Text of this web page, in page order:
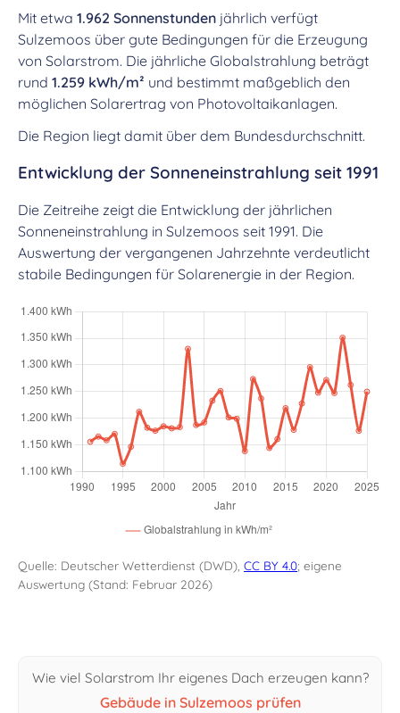
Mit etwa 1.962 Sonnenstunden jährlich verfügt
Sulzemoos über gute Bedingungen für die Erzeugung
von Solarstrom. Die jährliche Globalstrahlung beträgt
rund 1.259 kWh/m² und bestimmt maßgeblich den
möglichen Solarertrag von Photovoltaikanlagen.
Die Region liegt damit über dem Bundesdurchschnitt.
Entwicklung der Sonneneinstrahlung seit 1991
Die Zeitreihe zeigt die Entwicklung der jährlichen
Sonneneinstrahlung in Sulzemoos seit 1991. Die
Auswertung der vergangenen Jahrzehnte verdeutlicht
stabile Bedingungen für Solarenergie in der Region.
Quelle: Deutscher Wetterdienst (DWD), CC BY 4.0; eigene
Auswertung (Stand: Februar 2026)
Wie viel Solarstrom Ihr eigenes Dach erzeugen kann?
Gebäude in Sulzemoos prüfen